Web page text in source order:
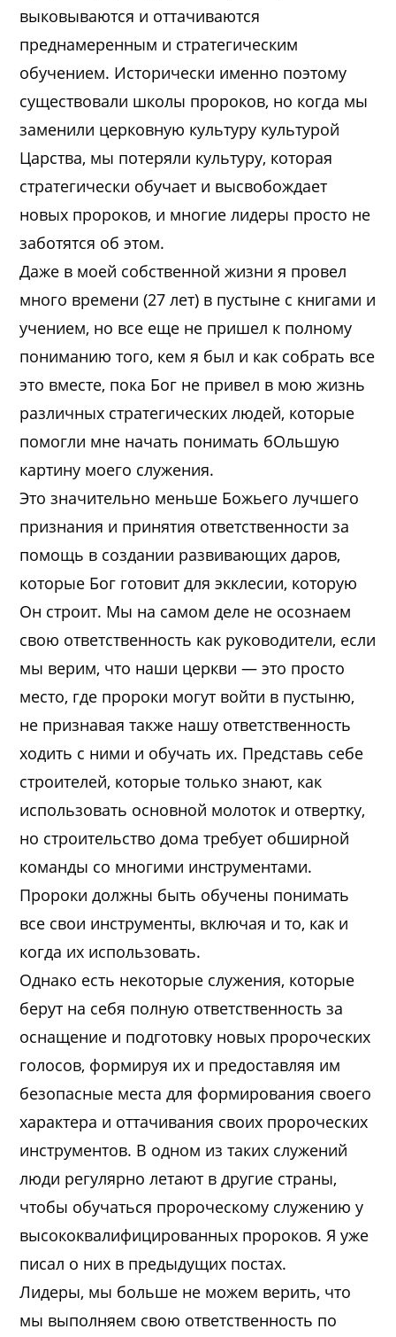
выковываются и оттачиваются
преднамеренным и стратегическим
обучением. Исторически именно поэтому
существовали школы пророков, но когда мы
заменили церковную культуру культурой
Царства, мы потеряли культуру, которая
стратегически обучает и высвобождает
новых пророков, и многие лидеры просто не
заботятся об этом.
Даже в моей собственной жизни я провел
много времени (27 лет) в пустыне с книгами и
учением, но все еще не пришел к полному
пониманию того, кем я был и как собрать все
это вместе, пока Бог не привел в мою жизнь
различных стратегических людей, которые
помогли мне начать понимать бОльшую
картину моего служения.
Это значительно меньше Божьего лучшего
признания и принятия ответственности за
помощь в создании развивающих даров,
которые Бог готовит для экклесии, которую
Он строит. Мы на самом деле не осознаем
свою ответственность как руководители, если
мы верим, что наши церкви — это просто
место, где пророки могут войти в пустыню,
не признавая также нашу ответственность
ходить с ними и обучать их. Представь себе
строителей, которые только знают, как
использовать основной молоток и отвертку,
но строительство дома требует обширной
команды со многими инструментами.
Пророки должны быть обучены понимать
все свои инструменты, включая и то, как и
когда их использовать.
Однако есть некоторые служения, которые
берут на себя полную ответственность за
оснащение и подготовку новых пророческих
голосов, формируя их и предоставляя им
безопасные места для формирования своего
характера и оттачивания своих пророческих
инструментов. В одном из таких служений
люди регулярно летают в другие страны,
чтобы обучаться пророческому служению у
высококвалифицированных пророков. Я уже
писал о них в предыдущих постах.
Лидеры, мы больше не можем верить, что
мы выполняем свою ответственность по